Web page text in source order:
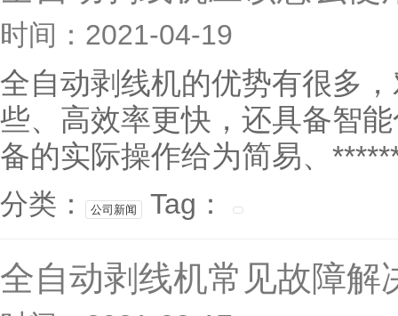
时间：2021-04-19
全自动剥线机的优势有很多
些、高效率更快，还具备智
备的实际操作给为简易、
分类： 公司新闻 Tag：
全自动剥线机常见故障解